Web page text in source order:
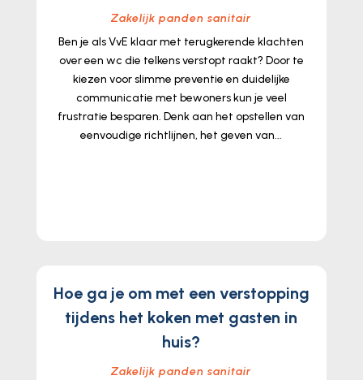
Zakelijk panden sanitair
Ben je als VvE klaar met terugkerende klachten
over een wc die telkens verstopt raakt? Door te
kiezen voor slimme preventie en duidelijke
communicatie met bewoners kun je veel
frustratie besparen. Denk aan het opstellen van
eenvoudige richtlijnen, het geven van...
Hoe ga je om met een verstopping
tijdens het koken met gasten in
huis?
Zakelijk panden sanitair